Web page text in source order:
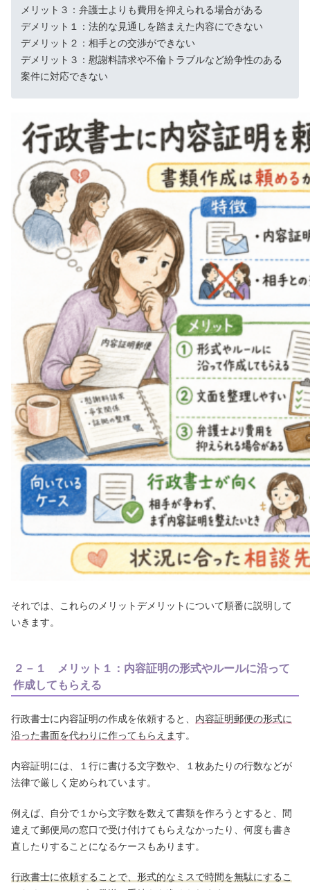
メリット３：弁護士よりも費用を抑えられる場合がある
デメリット１：法的な見通しを踏まえた内容にできない
デメリット２：相手との交渉ができない
デメリット３：慰謝料請求や不倫トラブルなど紛争性のある
案件に対応できない
それでは、これらのメリットデメリットについて順番に説明して
いきます。
２－１ メリット１：内容証明の形式やルールに沿って
作成してもらえる
行政書士に内容証明の作成を依頼すると、 内容証明郵便の形式に
沿った書面を代わりに作ってもらえます。
内容証明には、１行に書ける文字数や、１枚あたりの行数などが
法律で厳しく定められています。
例えば、自分で１から文字数を数えて書類を作ろうとすると、間
違えて郵便局の窓口で受け付けてもらえなかったり、何度も書き
直したりすることになるケースもあります。
行政書士に依頼することで、形式的なミスで時間を無駄にするこ